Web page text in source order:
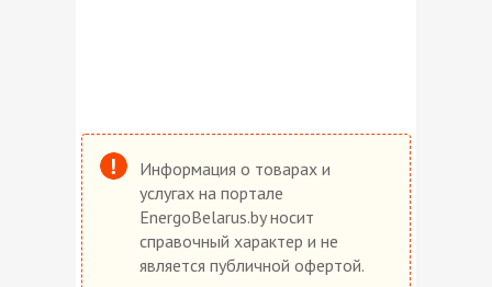
Информация о товарах и
услугах на портале
EnergoBelarus.by носит
справочный характер и не
является публичной офертой.